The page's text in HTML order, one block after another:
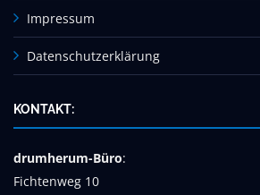
Impressum
Datenschutzerklärung
KONTAKT:
drumherum-Büro:
Fichtenweg 10